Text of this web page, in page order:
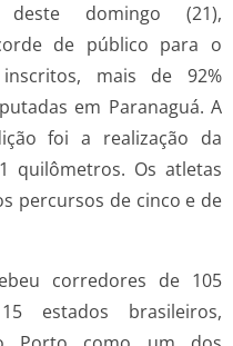
domingo (21),
de público para o
mais de 92%
em Paranaguá. A
foi a realização da
quilômetros. Os atletas
percursos de cinco e de
corredores de 105
estados brasileiros,